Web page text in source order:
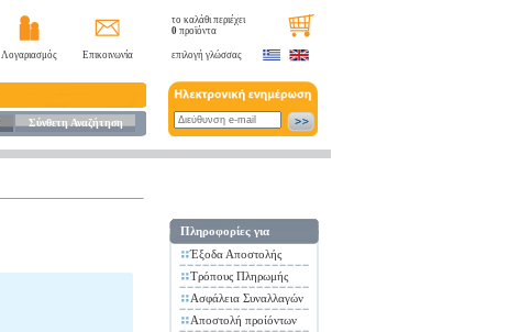
Λογαριασμός Επικοινωνία
Σύνθετη Αναζήτηση
το καλάθι περιέχει
0 προϊόντα
επιλογή γλώσσας
Πληροφορίες για
Έξοδα Αποστολής
Τρόπους Πληρωμής
Ασφάλεια Συναλλαγών
Αποστολή προίόντων